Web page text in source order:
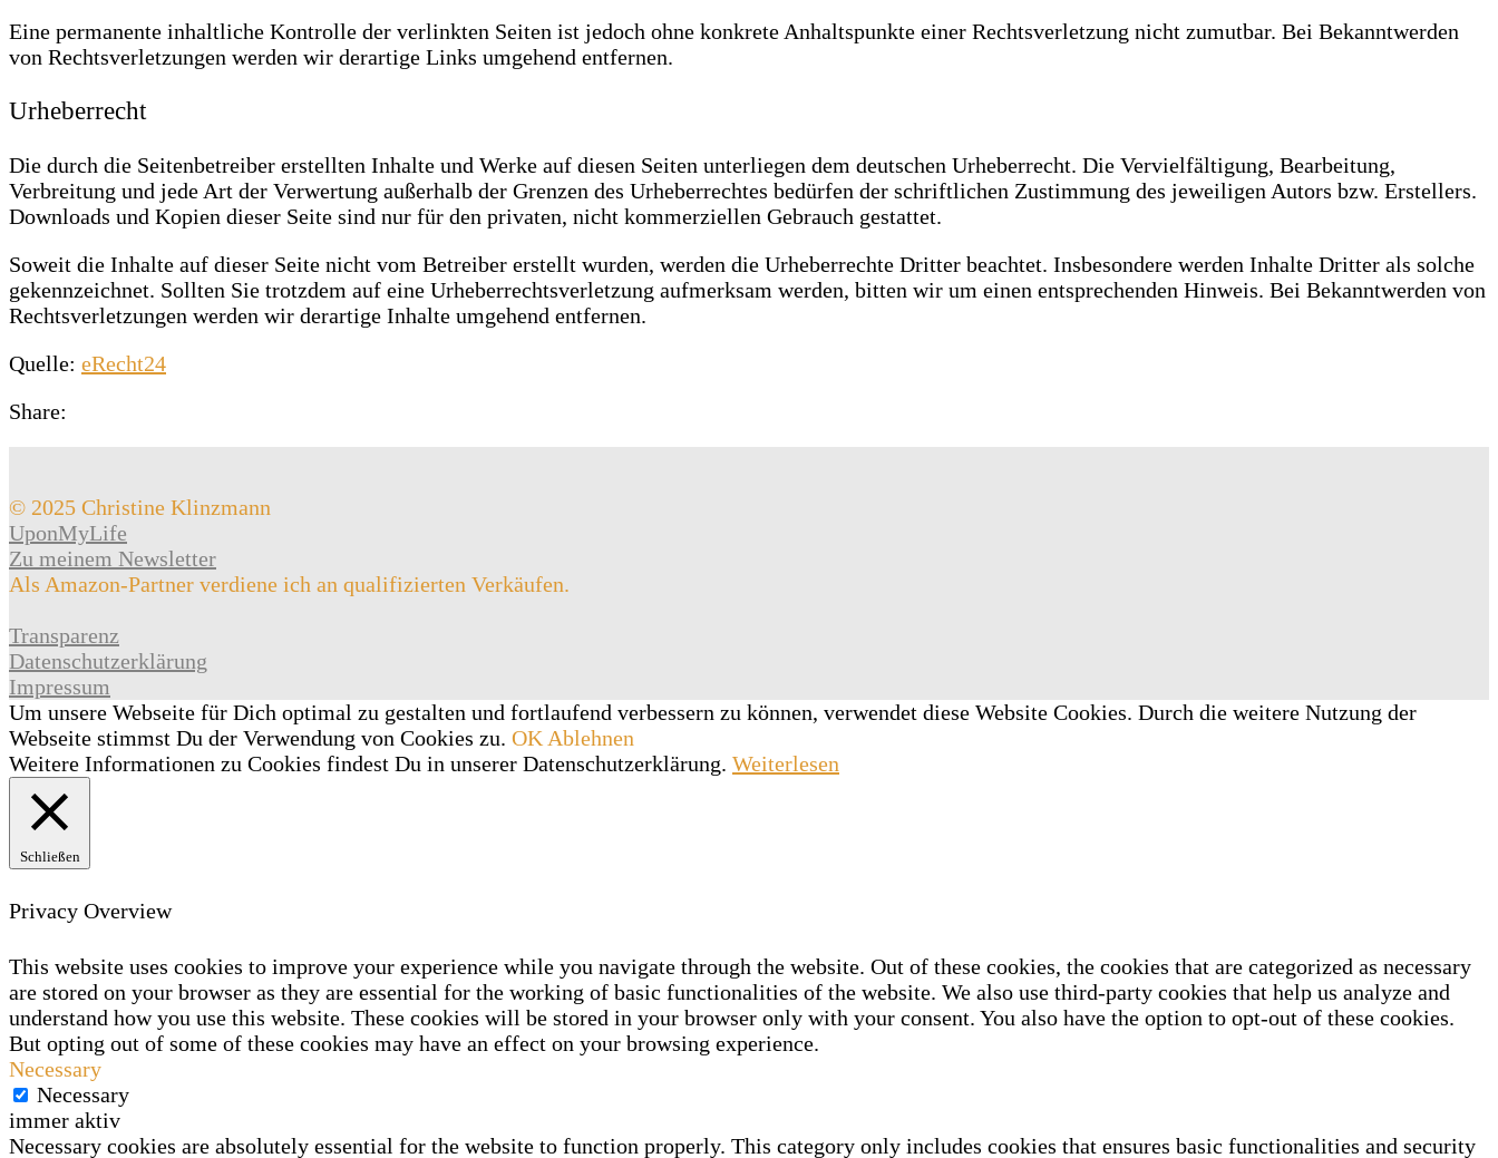
Eine permanente inhaltliche Kontrolle der verlinkten Seiten ist jedoch ohne konkrete Anhaltspunkte einer Rechtsverletzung nicht zumutbar. Bei Bekanntwerden
von Rechtsverletzungen werden wir derartige Links umgehend entfernen.
Urheberrecht
Die durch die Seitenbetreiber erstellten Inhalte und Werke auf diesen Seiten unterliegen dem deutschen Urheberrecht. Die Vervielfältigung, Bearbeitung,
Verbreitung und jede Art der Verwertung außerhalb der Grenzen des Urheberrechtes bedürfen der schriftlichen Zustimmung des jeweiligen Autors bzw. Erstellers.
Downloads und Kopien dieser Seite sind nur für den privaten, nicht kommerziellen Gebrauch gestattet.
Soweit die Inhalte auf dieser Seite nicht vom Betreiber erstellt wurden, werden die Urheberrechte Dritter beachtet. Insbesondere werden Inhalte Dritter als solche
gekennzeichnet. Sollten Sie trotzdem auf eine Urheberrechtsverletzung aufmerksam werden, bitten wir um einen entsprechenden Hinweis. Bei Bekanntwerden von
Rechtsverletzungen werden wir derartige Inhalte umgehend entfernen.
Quelle: eRecht24
Share:
© 2025 Christine Klinzmann
UponMyLife
Zu meinem Newsletter
Als Amazon-Partner verdiene ich an qualifizierten Verkäufen.
Transparenz
Datenschutzerklärung
Impressum
Um unsere Webseite für Dich optimal zu gestalten und fortlaufend verbessern zu können, verwendet diese Website Cookies. Durch die weitere Nutzung der
Webseite stimmst Du der Verwendung von Cookies zu. OK Ablehnen
Weitere Informationen zu Cookies findest Du in unserer Datenschutzerklärung. Weiterlesen
Schließen
Privacy Overview
This website uses cookies to improve your experience while you navigate through the website. Out of these cookies, the cookies that are categorized as necessary
are stored on your browser as they are essential for the working of basic functionalities of the website. We also use third-party cookies that help us analyze and
understand how you use this website. These cookies will be stored in your browser only with your consent. You also have the option to opt-out of these cookies.
But opting out of some of these cookies may have an effect on your browsing experience.
Necessary
Necessary
immer aktiv
Necessary cookies are absolutely essential for the website to function properly. This category only includes cookies that ensures basic functionalities and security